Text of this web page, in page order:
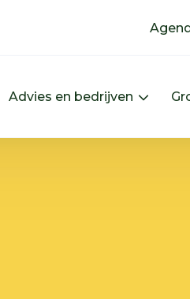
uitklappen
In jouw buurt
Advies en bedrijven Menu